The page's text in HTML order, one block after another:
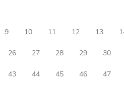
9 10 11 12 13
26 27 28 29 30
43 44 45 46 47